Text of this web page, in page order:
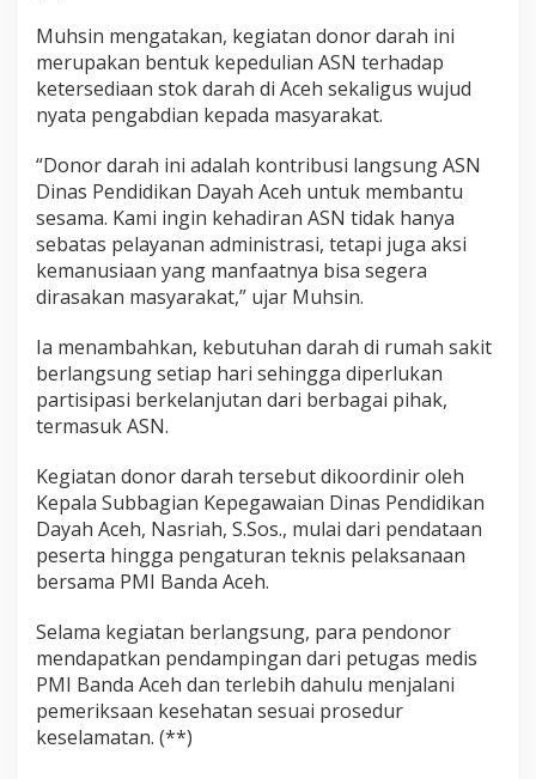
Muhsin mengatakan, kegiatan donor darah ini
merupakan bentuk kepedulian ASN terhadap
ketersediaan stok darah di Aceh sekaligus wujud
nyata pengabdian kepada masyarakat.
“Donor darah ini adalah kontribusi langsung ASN
Dinas Pendidikan Dayah Aceh untuk membantu
sesama. Kami ingin kehadiran ASN tidak hanya
sebatas pelayanan administrasi, tetapi juga aksi
kemanusiaan yang manfaatnya bisa segera
dirasakan masyarakat,” ujar Muhsin.
Ia menambahkan, kebutuhan darah di rumah sakit
berlangsung setiap hari sehingga diperlukan
partisipasi berkelanjutan dari berbagai pihak,
termasuk ASN.
Kegiatan donor darah tersebut dikoordinir oleh
Kepala Subbagian Kepegawaian Dinas Pendidikan
Dayah Aceh, Nasriah, S.Sos., mulai dari pendataan
peserta hingga pengaturan teknis pelaksanaan
bersama PMI Banda Aceh.
Selama kegiatan berlangsung, para pendonor
mendapatkan pendampingan dari petugas medis
PMI Banda Aceh dan terlebih dahulu menjalani
pemeriksaan kesehatan sesuai prosedur
keselamatan. (**)